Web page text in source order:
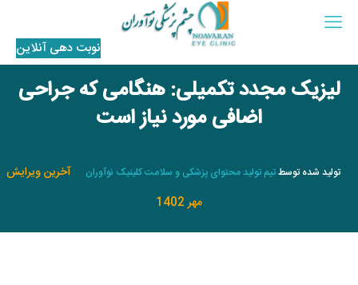
نوبت‌ دهی آنلاین
لیزیک مجدد تکمیلی: هنگامی که جراحی
اضافی مورد نیاز است
تولید شده توسطتیم تولید محتوای پزشکی و سلامت کلینیک نوآوران
آخرین ویرایش
مهر 1402